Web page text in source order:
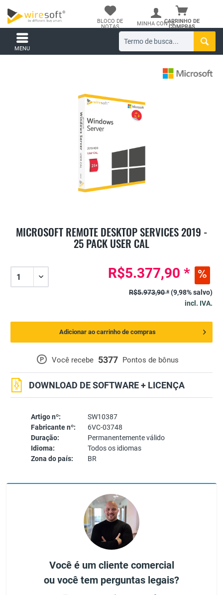
CARRINHO DE
COMPRAS
BLOCO DE
NOTAS
MINHA CONTA
MENU
MICROSOFT REMOTE DESKTOP SERVICES 2019 -
25 PACK USER CAL
Artigo nº:
SW10387
Fabricante nº:
6VC-03748
Duração:
Permanentemente válido
Idioma:
Todos os idiomas
Zona do país:
BR
P Você recebe 5377 Pontos de bônus
DOWNLOAD DE SOFTWARE + LICENÇA
R$5.377,90 *
R$5.973,90 *(9,98% salvo)
incl. IVA.
Adicionar ao carrinho de compras
Você é um cliente comercial
ou você tem perguntas legais?